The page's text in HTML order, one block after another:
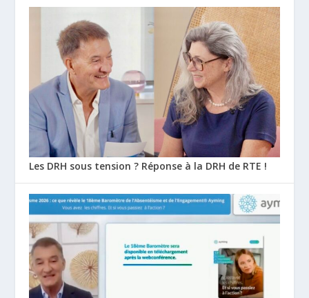
Les DRH sous tension ? Réponse à la DRH de RTE !